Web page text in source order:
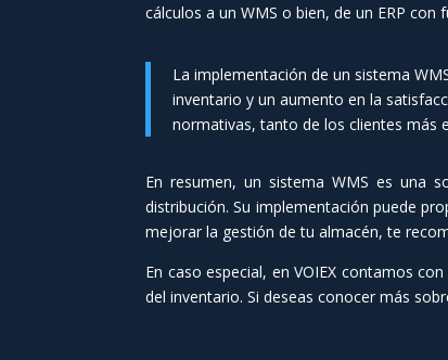
cálculos a un WMS o bien, de un ERP
La implementación de un sistema
inventario y un aumento en la
normativas, tanto de los clientes más
En resumen, un sistema WMS es una
distribución. Su implementación puede
mejorar la gestión de tu almacén, te
En caso especial, en VOIEX contamos
del inventario. Si deseas conocer más